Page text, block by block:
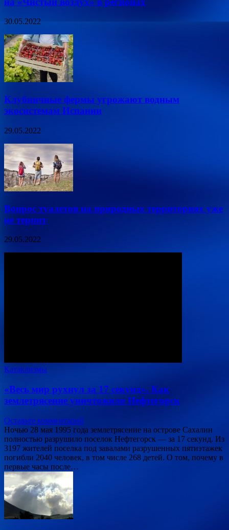
30.05.2022
Клубничные фермы угрожают водным
экосистемам Испании
29.05.2022
Вопрос туалетов на природных территориях уже
не терпит
29.05.2022
Катаклизмы
«Весь мир рухнул за 17 секунд». Как
землетрясение уничтожило Нефтегорск
Оставьте комментарий
Ночью 28 мая 1995 года землетрясение на острове Сахалин
полностью разрушило поселок Нефтегорск — за 17 секунд. Из
3197 жителей поселка под завалами разрушенных пятиэтажек
погибли 2040 человек, в том числе 268 детей. О том, почему в
первые часы после…